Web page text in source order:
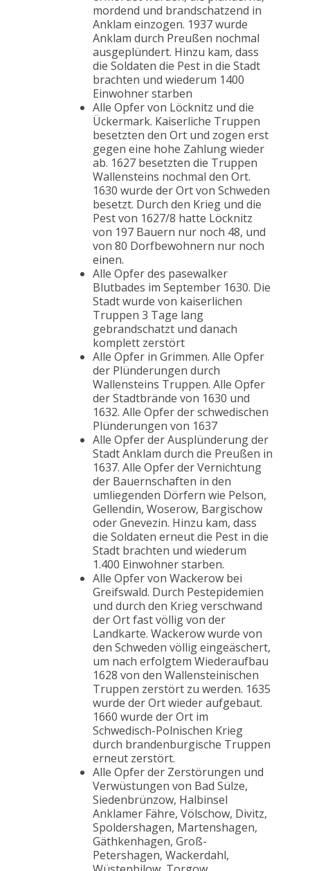
mordend und brandschatzend in
Anklam einzogen. 1937 wurde
Anklam durch Preußen nochmal
ausgeplündert. Hinzu kam, dass
die Soldaten die Pest in die Stadt
brachten und wiederum 1400
Einwohner starben
Alle Opfer von Löcknitz und die
Ückermark. Kaiserliche Truppen
besetzten den Ort und zogen erst
gegen eine hohe Zahlung wieder
ab. 1627 besetzten die Truppen
Wallensteins nochmal den Ort.
1630 wurde der Ort von Schweden
besetzt. Durch den Krieg und die
Pest von 1627/8 hatte Löcknitz
von 197 Bauern nur noch 48, und
von 80 Dorfbewohnern nur noch
einen.
Alle Opfer des pasewalker
Blutbades im September 1630. Die
Stadt wurde von kaiserlichen
Truppen 3 Tage lang
gebrandschatzt und danach
komplett zerstört
Alle Opfer in Grimmen. Alle Opfer
der Plünderungen durch
Wallensteins Truppen. Alle Opfer
der Stadtbrände von 1630 und
1632. Alle Opfer der schwedischen
Plünderungen von 1637
Alle Opfer der Ausplünderung der
Stadt Anklam durch die Preußen in
1637. Alle Opfer der Vernichtung
der Bauernschaften in den
umliegenden Dörfern wie Pelson,
Gellendin, Woserow, Bargischow
oder Gnevezin. Hinzu kam, dass
die Soldaten erneut die Pest in die
Stadt brachten und wiederum
1.400 Einwohner starben.
Alle Opfer von Wackerow bei
Greifswald. Durch Pestepidemien
und durch den Krieg verschwand
der Ort fast völlig von der
Landkarte. Wackerow wurde von
den Schweden völlig eingeäschert,
um nach erfolgtem Wiederaufbau
1628 von den Wallensteinischen
Truppen zerstört zu werden. 1635
wurde der Ort wieder aufgebaut.
1660 wurde der Ort im
Schwedisch-Polnischen Krieg
durch brandenburgische Truppen
erneut zerstört.
Alle Opfer der Zerstörungen und
Verwüstungen von Bad Sülze,
Siedenbrünzow, Halbinsel
Anklamer Fähre, Völschow, Divitz,
Spoldershagen, Martenshagen,
Gäthkenhagen, Groß-
Petershagen, Wackerdahl,